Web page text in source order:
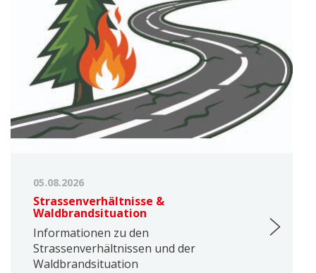
05.08.2026
Strassenverhältnisse &
Waldbrandsituation
Informationen zu den
Strassenverhältnissen und der
Waldbrandsituation